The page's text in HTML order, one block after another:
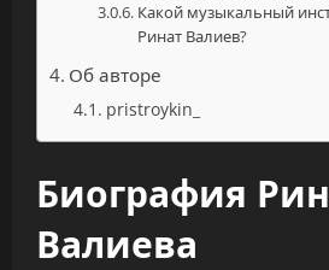
Какой музыкальный
Ринат Валиев?
Об авторе
pristroykin_
Биография
Валиева